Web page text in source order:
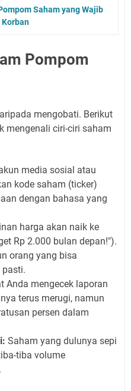
Saham yang Wajib
Korban
Pompom
mengobati. Berikut
mengenali ciri-ciri saham
media sosial atau
kode saham (ticker)
dengan bahasa yang
harga akan naik ke
Rp 2.000 bulan depan!").
orang yang bisa
pasti.
Anda mengecek laporan
terus merugi, namun
persen dalam
Saham yang dulunya sepi
tiba volume